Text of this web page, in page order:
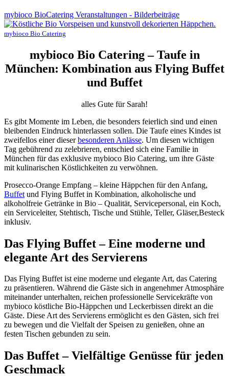
mybioco BioCatering Veranstaltungen - Bilderbeiträge
mybioco Bio Catering
mybioco Bio Catering – Taufe in
München: Kombination aus Flying Buffet
und Buffet
alles Gute für Sarah!
Es gibt Momente im Leben, die besonders feierlich sind und einen
bleibenden Eindruck hinterlassen sollen. Die Taufe eines Kindes ist
zweifellos einer dieserbesonderen Anlässe. Um diesen wichtigen
Tag gebührend zu zelebrieren, entschied sich eine Familie in
München für das exklusive mybioco Bio Catering, um ihre Gäste
mit kulinarischen Köstlichkeiten zu verwöhnen.
Prosecco-Orange Empfang – kleine Häppchen für den Anfang,
Buffet und Flying Buffet in Kombination, alkoholische und
alkoholfreie Getränke in Bio – Qualität, Servicepersonal, ein Koch,
ein Serviceleiter, Stehtisch, Tische und Stühle, Teller, Gläser,Besteck
inklusiv.
Das Flying Buffet – Eine moderne und
elegante Art des Servierens
Das Flying Buffet ist eine moderne und elegante Art, das Catering
zu präsentieren. Während die Gäste sich in angenehmer Atmosphäre
miteinander unterhalten, reichen professionelle Servicekräfte von
mybioco köstliche Bio-Häppchen und Leckerbissen direkt an die
Gäste. Diese Art des Servierens ermöglicht es den Gästen, sich frei
zu bewegen und die Vielfalt der Speisen zu genießen, ohne an
festen Tischen gebunden zu sein.
Das Buffet – Vielfältige Genüsse für jeden
Geschmack